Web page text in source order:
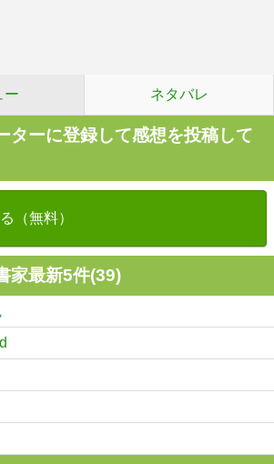
ー ネタバレ
ターに登録して感想を投稿して
（無料）
家最新5件(39)